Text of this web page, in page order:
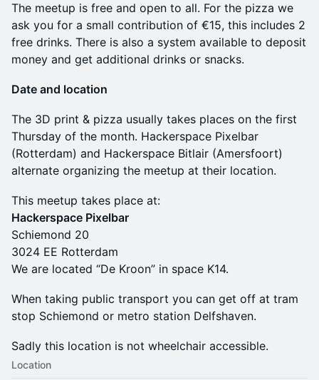
The meetup is free and open to all. For the pizza we
ask you for a small contribution of €15, this includes 2
free drinks. There is also a system available to deposit
money and get additional drinks or snacks.
Date and location
The 3D print & pizza usually takes places on the first
Thursday of the month. Hackerspace Pixelbar
(Rotterdam) and Hackerspace Bitlair (Amersfoort)
alternate organizing the meetup at their location.
This meetup takes place at:
Hackerspace Pixelbar
Schiemond 20
3024 EE Rotterdam
We are located “De Kroon” in space K14.
When taking public transport you can get off at tram
stop Schiemond or metro station Delfshaven.
Sadly this location is not wheelchair accessible.
Location